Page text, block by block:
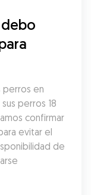
perros en
perros 18
confirmar
evitar el
de